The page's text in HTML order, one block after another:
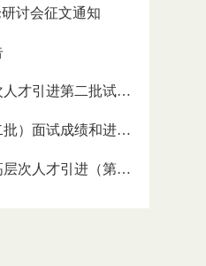
讨会征文通知
人才引进第二批试讲人员名单公告
）面试成绩和进入实践工作考核环节人员的公告
层次人才引进（第二批）面试公告